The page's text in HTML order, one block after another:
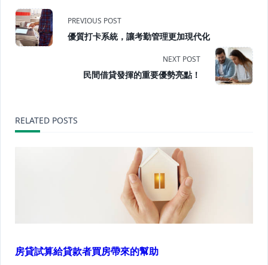
<span
class="nav-
subtitle
reader-
text">Page</span>
PREVIOUS POST
優質打卡系統，讓考勤管理更加現代化
NEXT POST
民間借貸發揮的重要優勢亮點！
RELATED POSTS
房貸試算給貸款者買房帶來的幫助